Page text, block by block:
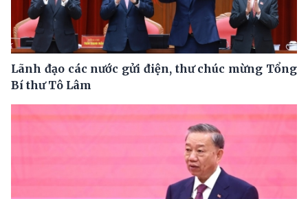
Lãnh đạo các nước gửi điện, thư chúc mừng Tổng
Bí thư Tô Lâm